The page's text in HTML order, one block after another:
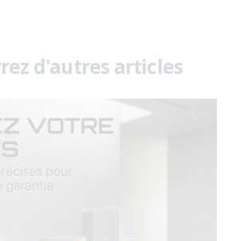
d'autres articles